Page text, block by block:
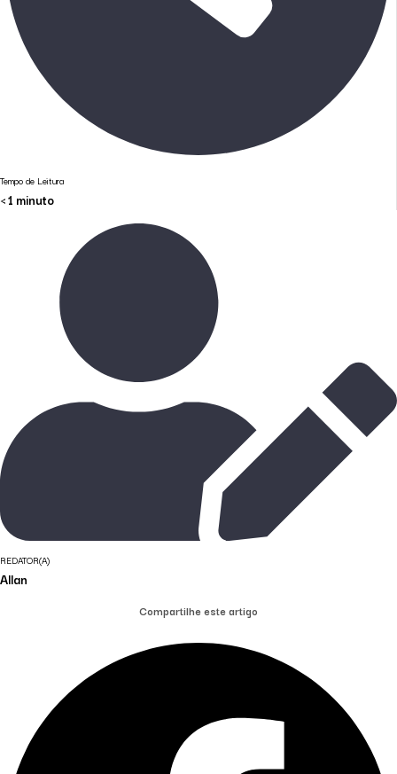
Tempo de Leitura
< 1 minuto
REDATOR(A)
Allan
Compartilhe este artigo